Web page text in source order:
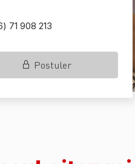
71 908 213
Postuler